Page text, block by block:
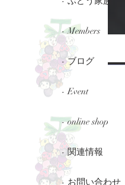
- Members
- ブログ
- Event
- online shop
- 関連情報
- お問い合わせ